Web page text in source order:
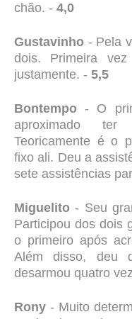
chão. - 4,0
Gustavinho - Pela
dois. Primeira
justamente. - 5,5
Bontempo- O
aproximado
Teoricamente é o
fixo ali. Deu a
sete assistências
Miguelito- Seu
Participou dos dois
o primeiro após
Além disso, deu
desarmou quatro
Rony - Muito